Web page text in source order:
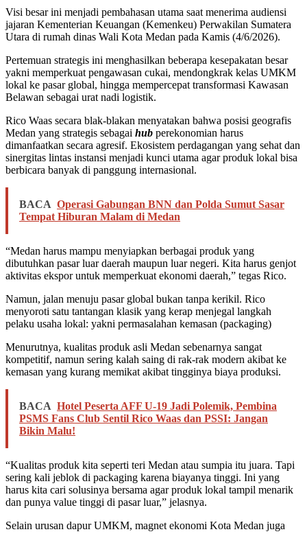
Visi besar ini menjadi pembahasan utama saat menerima audiensi
jajaran Kementerian Keuangan (Kemenkeu) Perwakilan Sumatera
Utara di rumah dinas Wali Kota Medan pada Kamis (4/6/2026).
Pertemuan strategis ini menghasilkan beberapa kesepakatan besar
yakni memperkuat pengawasan cukai, mendongkrak kelas UMKM
lokal ke pasar global, hingga mempercepat transformasi Kawasan
Belawan sebagai urat nadi logistik.
Rico Waas secara blak-blakan menyatakan bahwa posisi geografis
Medan yang strategis sebagai hub perekonomian harus
dimanfaatkan secara agresif. Ekosistem perdagangan yang sehat dan
sinergitas lintas instansi menjadi kunci utama agar produk lokal bisa
berbicara banyak di panggung internasional.
BACA Operasi Gabungan BNN dan Polda Sumut Sasar
Tempat Hiburan Malam di Medan
“Medan harus mampu menyiapkan berbagai produk yang
dibutuhkan pasar luar daerah maupun luar negeri. Kita harus genjot
aktivitas ekspor untuk memperkuat ekonomi daerah,” tegas Rico.
Namun, jalan menuju pasar global bukan tanpa kerikil. Rico
menyoroti satu tantangan klasik yang kerap menjegal langkah
pelaku usaha lokal: yakni permasalahan kemasan (packaging)
Menurutnya, kualitas produk asli Medan sebenarnya sangat
kompetitif, namun sering kalah saing di rak-rak modern akibat ke
kemasan yang kurang memikat akibat tingginya biaya produksi.
BACA Hotel Peserta AFF U-19 Jadi Polemik, Pembina
PSMS Fans Club Sentil Rico Waas dan PSSI: Jangan
Bikin Malu!
“Kualitas produk kita seperti teri Medan atau sumpia itu juara. Tapi
sering kali jeblok di packaging karena biayanya tinggi. Ini yang
harus kita cari solusinya bersama agar produk lokal tampil menarik
dan punya value tinggi di pasar luar,” jelasnya.
Selain urusan dapur UMKM, magnet ekonomi Kota Medan juga